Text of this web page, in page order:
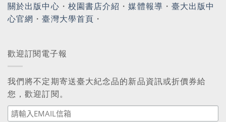
關於出版中心 ・ 校園書店介紹 ・媒體報導 ・ 臺大出版中
心官網 ・臺灣大學首頁 ・
歡迎訂閱電子報
我們將不定期寄送臺大紀念品的新品資訊或折價券給
您，歡迎訂閱。